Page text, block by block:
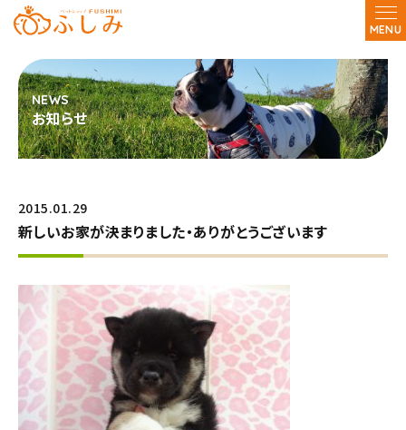
MENU
お知らせ
2015.01.29
新しいお家が決まりました・ありがとうございます